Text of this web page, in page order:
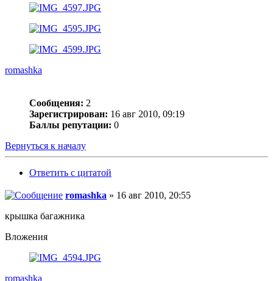
romashka
Сообщения: 2
Зарегистрирован: 16 авг 2010, 09:19
Баллы репутации: 0
Вернуться к началу
Ответить с цитатой
romashka » 16 авг 2010, 20:55
крышка багажника
Вложения
romashka